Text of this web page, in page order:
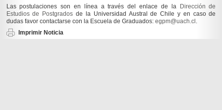
Las postulaciones son en línea a través del enlace de la Dirección de
Estudios de Postgrados de la Universidad Austral de Chile y en caso de
dudas favor contactarse con la Escuela de Graduados: egpm@uach.cl
Imprimir Noticia